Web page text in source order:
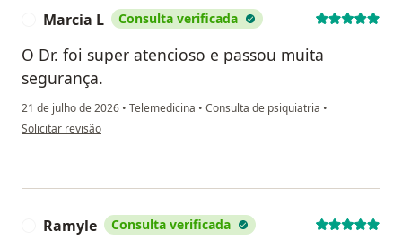
Marcia L Consulta verificada
O Dr. foi super atencioso e passou muita
segurança.
21 de julho de 2026 • Telemedicina • Consulta de psiquiatria •
na opinião do utilizador Marcia L
Solicitar revisão
Ramyle Consulta verificada